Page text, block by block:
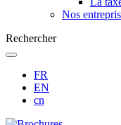
Nos
Rechercher
FR
EN
cn